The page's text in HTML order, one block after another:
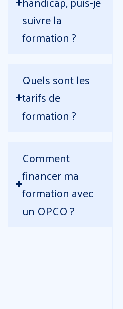
suivre la
formation ?
Quels sont les
tarifs de
formation ?
Comment
financer ma
formation avec
un OPCO ?